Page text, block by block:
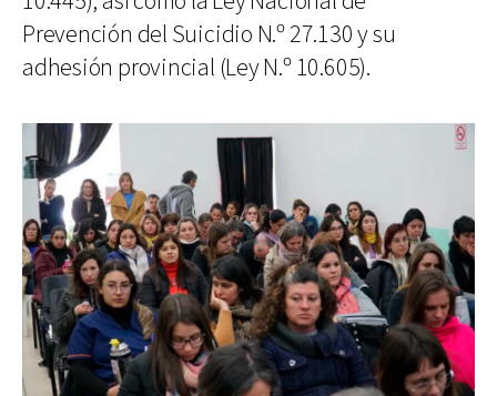
Prevención del Suicidio N.º 27.130 y su
adhesión provincial (Ley N.º 10.605).